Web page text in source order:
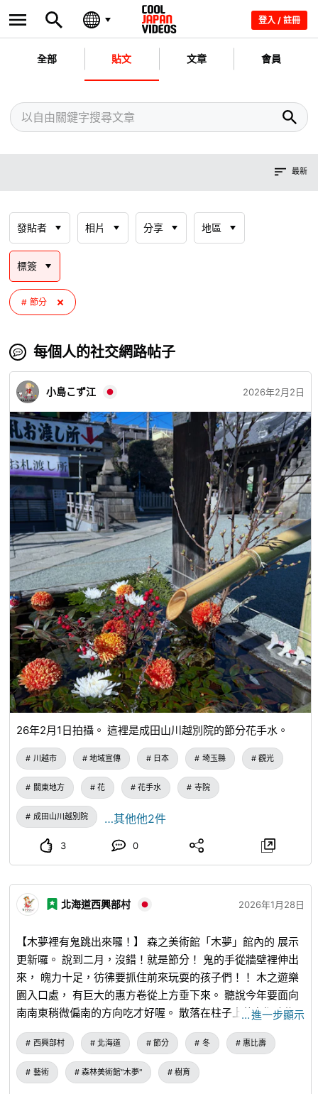
登入 / 註冊
全部 貼文 文章 會員
最新
發貼者 相片 分享 地區
標簽
節分
每個人的社交網路帖子
小島こず江 2026年2月2日
26年2月1日拍攝。 這裡是成田山川越別院的節分花手水。
川越市 地域宣傳 日本 埼玉縣 觀光
關東地方 花 花手水 寺院
成田山川越別院 …其他他2件
3 0
北海道西興部村 2026年1月28日
【木夢裡有鬼跳出來囉！】 森之美術館「木夢」館內的 展示
更新囉。 說到二月，沒錯！就是節分！ 鬼的手從牆壁裡伸出
來， 魄力十足，彷彿要抓住前來玩耍的孩子們！！ 木之遊樂
園入口處， 有巨大的惠方卷從上方垂下來。 聽說今年要面向
南南東稍微偏南的方向吃才好喔。 散落在柱子上的鬼版本瀨
戶牛君面具也很可愛呢。 - SASAKI工藝展 舉辦中！ - 【森之
美術館「木夢」】 冬季開館時間：10:00〜16:30 最後入館受
理至16:10 入館費： 高中生以上 500日圓 小學四年級到國中
生 300日圓 3歲兒童到小學三年級 100日圓 3歲以下兒童 免
…進一步顯示
西興部村 北海道 節分 冬 惠比壽
藝術 森林美術館"木夢" 樹育